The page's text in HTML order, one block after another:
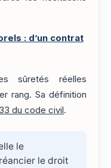
: d’un contrat
sûretés réelles
rang. Sa définition
du code civil.
le
le droit